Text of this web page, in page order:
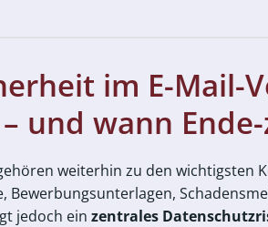
im E-Mail-
und wann
weiterhin zu den wichtigsten
Bewerbungsunterlagen,
jedoch ein zentrales